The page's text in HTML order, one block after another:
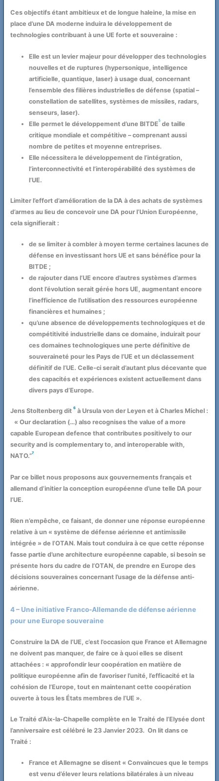
Ces objectifs étant ambitieux et de longue haleine, la mise en
place d’une DA moderne induira le développement de
technologies contribuant à une UE forte et souveraine :
Elle est un levier majeur pour développer des technologies
nouvelles et de ruptures (hypersonique, intelligence
artificielle, quantique, laser) à usage dual, concernant
l’ensemble des filières industrielles de défense (spatial –
constellation de satellites, systèmes de missiles, radars,
senseurs, laser).
Elle permet le développement d’une BITDE5de taille
critique mondiale et compétitive – comprenant aussi
nombre de petites et moyenne entreprises.
Elle nécessitera le développement de l’intégration,
l’interconnectivité et l’interopérabilité des systèmes de
l’UE.
Limiter l’effort d’amélioration de la DA à des achats de systèmes
d’armes au lieu de concevoir une DA pour l’Union Européenne,
cela signifierait :
de se limiter à combler à moyen terme certaines lacunes de
défense en investissant hors UE et sans bénéfice pour la
BITDE ;
de rajouter dans l’UE encore d’autres systèmes d’armes
dont l’évolution serait gérée hors UE, augmentant encore
l’inefficience de l’utilisation des ressources européenne
financières et humaines ;
qu’une absence de développements technologiques et de
compétitivité industrielle dans ce domaine, induirait pour
ces domaines technologiques une perte définitive de
souveraineté pour les Pays de l’UE et un déclassement
définitif de l’UE. Celle-ci serait d’autant plus décevante que
des capacités et expériences existent actuellement dans
divers pays d’Europe.
Jens Stoltenberg dit 6à Ursula von der Leyen et à Charles Michel :
« Our declaration (…) also recognises the value of a more
capable European defence that contributes positively to our
security and is complementary to, and interoperable with,
NATO.”7
Par ce billet nous proposons aux gouvernements français et
allemand d’initier la conception européenne d’une telle DA pour
l’UE.
Rien n’empêche, ce faisant, de donner une réponse européenne
relative à un « système de défense aérienne et antimissile
intégrée » de l’OTAN. Mais tout conduira à ce que cette réponse
fasse partie d’une architecture européenne capable, si besoin se
présente hors du cadre de l’OTAN, de prendre en Europe des
décisions souveraines concernant l’usage de la défense anti-
aérienne.
4 – Une initiative Franco-Allemande de défense aérienne
pour une Europe souveraine
Construire la DA de l’UE, c’est l’occasion que France et Allemagne
ne doivent pas manquer, de faire ce à quoi elles se disent
attachées : « approfondir leur coopération en matière de
politique européenne afin de favoriser l’unité, l’efficacité et la
cohésion de l’Europe, tout en maintenant cette coopération
ouverte à tous les États membres de l’UE ».
Le Traité d’Aix-la-Chapelle complète en le Traité de l’Elysée dont
l’anniversaire est célébré le 23 Janvier 2023. On lit dans ce
Traité :
France et Allemagne se disent « Convaincues que le temps
est venu d’élever leurs relations bilatérales à un niveau